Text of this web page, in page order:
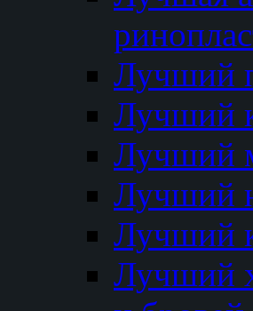
Лучший
Лучший
Лучший
Лучший
Лучший
Лучший